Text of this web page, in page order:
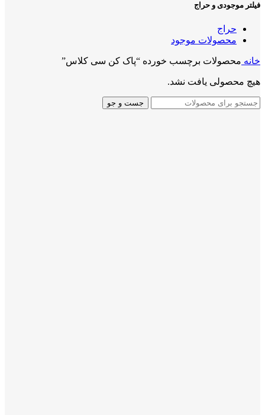
فیلتر موجودی و حراج
حراج
محصولات موجود
خانه محصولات برچسب خورده “پاک کن سی کلاس”
هیچ محصولی یافت نشد.
جست و جو